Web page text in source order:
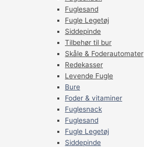
Fuglesand
Fugle Legetøj
Siddepinde
Tilbehør til bur
Skåle & Foderautomater
Redekasser
Levende Fugle
Bure
Foder & vitaminer
Fuglesnack
Fuglesand
Fugle Legetøj
Siddepinde